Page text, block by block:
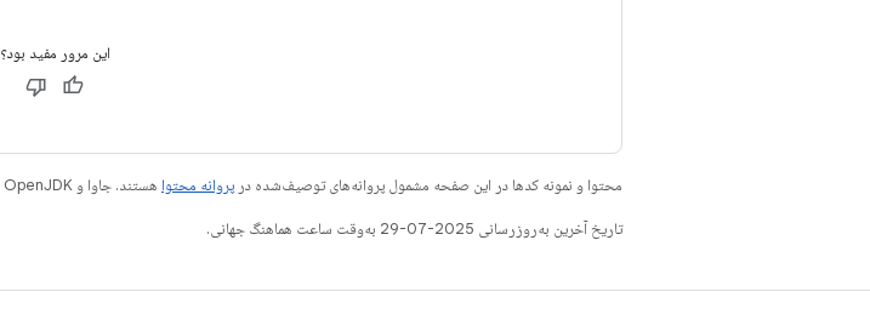
این مرور مفید بود؟
محتوا و نمونه کدها در این صفحه مشمول پروانه‌های توصیف‌شده در پروانه محتوا هستند. جاوا و OpenJDK علامت‌های تجاری یا علامت‌های تجاری ثبت‌شده Oracle و/یا وابسته‌های آن هستند.
تاریخ آخرین به‌روزرسانی 2025-07-29 به‌وقت ساعت هماهنگ جهانی.